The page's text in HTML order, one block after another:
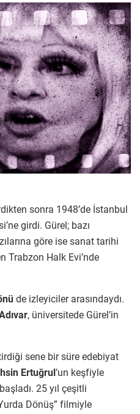
sonra 1948’de İstanbul
girdi. Gürel; bazı
göre ise sanat tarihi
Trabzon Halk Evi’nde
de izleyiciler arasındaydı.
, üniversitede Gürel’in
sene bir süre edebiyat
Ertuğrul’un keşfiyle
25 yıl çeşitli
Dönüş” filmiyle